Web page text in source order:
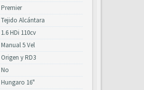
Premier
Tejido Alcántara
1.6 HDi 110cv
Manual 5 Vel
Origen y RD3
No
Hungaro 16"